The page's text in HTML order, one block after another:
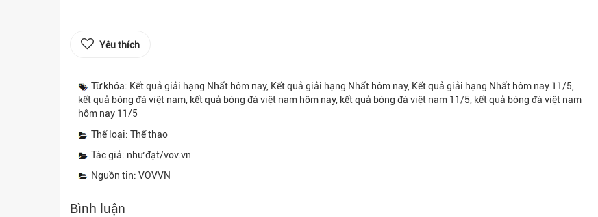
Yêu thích
Từ khóa: Kết quả giải hạng Nhất hôm nay, Kết quả giải hạng Nhất hôm nay, Kết quả giải hạng Nhất hôm nay 11/5,
kết quả bóng đá việt nam, kết quả bóng đá việt nam hôm nay, kết quả bóng đá việt nam 11/5, kết quả bóng đá việt nam
hôm nay 11/5
Thể loại: Thể thao
Tác giả: như đạt/vov.vn
Nguồn tin: VOVVN
Bình luận